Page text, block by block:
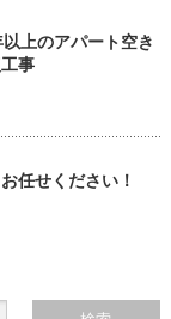
上のアパート空き
事
任せください！